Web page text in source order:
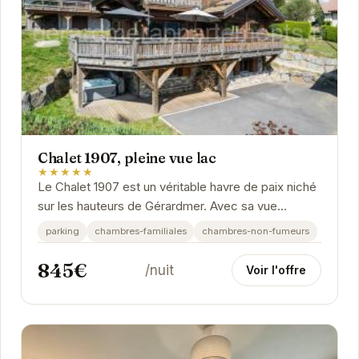
Chalet 1907, pleine vue lac
★★★★★
Le Chalet 1907 est un véritable havre de paix niché
sur les hauteurs de Gérardmer. Avec sa vue
imprenable sur le lac, il offre un cadre idyllique...
parking chambres-familiales chambres-non-fumeurs
845€ /nuit Voir l'offre